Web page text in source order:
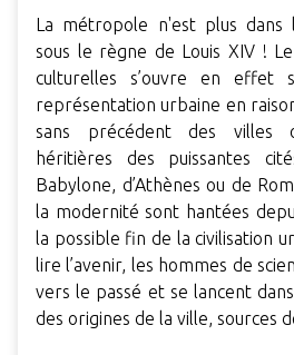
La métropole n'est plus dans
sous le règne de Louis XIV !
culturelles s’ouvre en effet
représentation urbaine en
sans précédent des villes
héritières des puissantes
Babylone, d’Athènes ou de
la modernité sont hantées
la possible fin de la civilisation
lire l’avenir, les hommes de
vers le passé et se lancent
des origines de la ville, sources